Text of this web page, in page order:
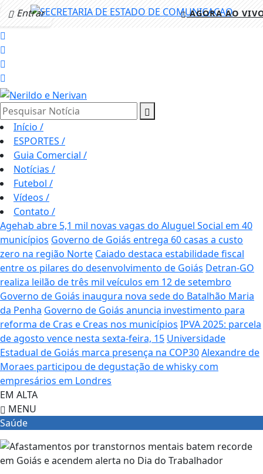
Entrar AGORA AO
Pesquisar Notícia
Início /
ESPORTES /
Guia Comercial /
Notícias /
Futebol /
Vídeos /
Contato /
Agehab abre 5,1 mil novas vagas do Aluguel Social em 40
municípios Governo de Goiás entrega 60 casas a custo
zero na região Norte Caiado destaca estabilidade fiscal
entre os pilares do desenvolvimento de Goiás Detran-GO
realiza leilão de três mil veículos em 12 de setembro
Governo de Goiás inaugura nova sede do Batalhão Maria
da Penha Governo de Goiás anuncia investimento para
reforma de Cras e Creas nos municípios IPVA 2025: parcela
de agosto vence nesta sexta-feira, 15 Universidade
Estadual de Goiás marca presença na COP30Alexandre de
Moraes participou de degustação de whisky com
empresários em Londres
EM ALTA
MENU
Saúde